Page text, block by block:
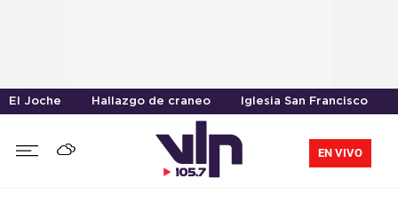
El Joche Hallazgo de craneo Iglesia San Francisco
EN VIVO